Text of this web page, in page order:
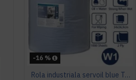
-16 %
Rola industriala servoil blue Tork, 340 m